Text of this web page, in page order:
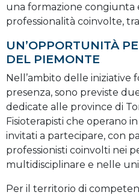
una formazione congiunta
professionalità coinvolte,
UN’OPPORTUNITÀ
DEL PIEMONTE
Nell’ambito delle iniziative
presenza, sono previste
dedicate alle province di
Fisioterapisti che operano
invitati a partecipare, con
professionisti coinvolti nei
multidisciplinare e nelle
Per il territorio di